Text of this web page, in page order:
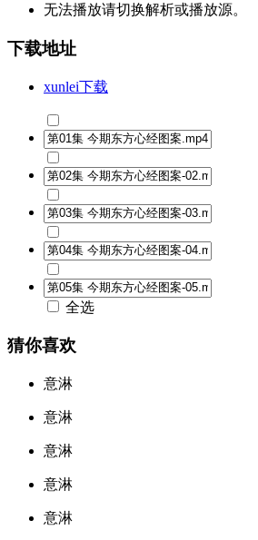
无法播放请切换解析或播放源。
下载地址
xunlei下载
全选
猜你喜欢
意淋
意淋
意淋
意淋
意淋